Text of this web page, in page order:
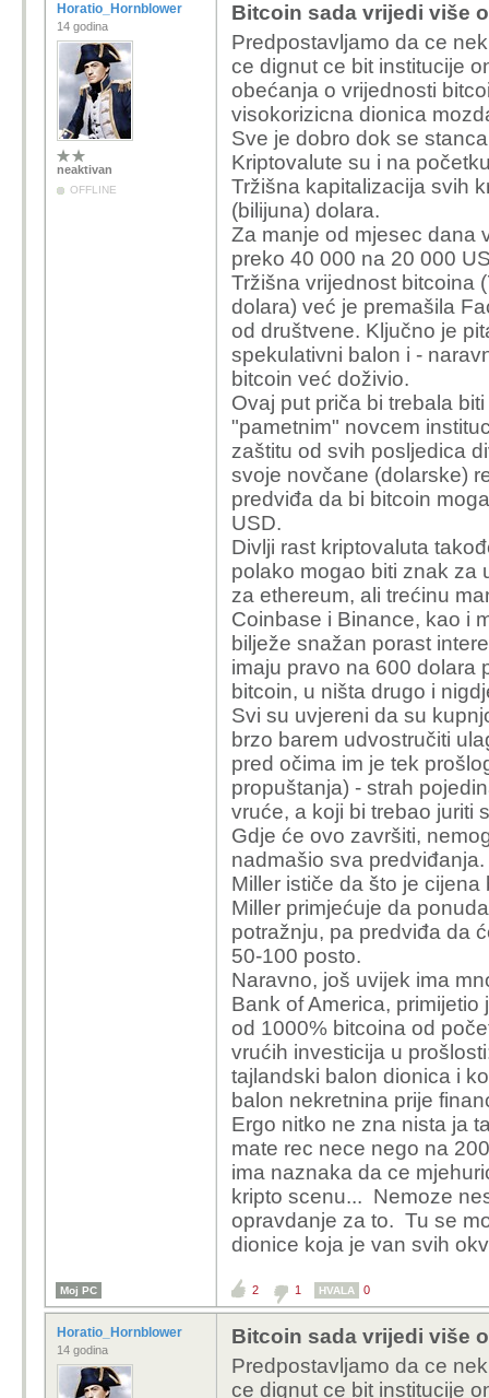
Horatio_Hornblower
14 godina
neaktivan
OFFLINE
Bitcoin sada vrijedi više
Predpostavljamo da ce
ce dignut ce bit institucije
obećanja o vrijednosti
visokorizicna dionica
Sve je dobro dok se
Kriptovalute su i na
Tržišna kapitalizacija svih
(bilijuna) dolara.
Za manje od mjesec dana
preko 40 000 na 20 000
Tržišna vrijednost bitcoina
dolara) već je premašila
od društvene. Ključno je
spekulativni balon i -
bitcoin već doživio.
Ovaj put priča bi trebala
"pametnim" novcem
zaštitu od svih posljedica
svoje novčane (dolarske)
predviđa da bi bitcoin
USD.
Divlji rast kriptovaluta
polako mogao biti znak za
za ethereum, ali trećinu
Coinbase i Binance, kao i
bilježe snažan porast
imaju pravo na 600 dolara
bitcoin, u ništa drugo i
Svi su uvjereni da su
brzo barem udvostručiti
pred očima im je tek
propuštanja) - strah
vruće, a koji bi trebao juriti
Gdje će ovo završiti,
nadmašio sva
Miller ističe da što je
Miller primjećuje da
potražnju, pa predviđa da
50-100 posto.
Naravno, još uvijek ima
Bank of America,
od 1000% bitcoina od
vrućih investicija u
tajlandski balon dionica i
balon nekretnina prije
Ergo nitko ne zna nista ja
mate rec nece nego na
ima naznaka da ce
kripto scenu... Nemoze
opravdanje za to. Tu se
dionice koja je van svih
Moj PC 2 1 HVALA 0
Horatio_Hornblower
14 godina
Bitcoin sada vrijedi više
Predpostavljamo da ce
ce dignut ce bit institucije